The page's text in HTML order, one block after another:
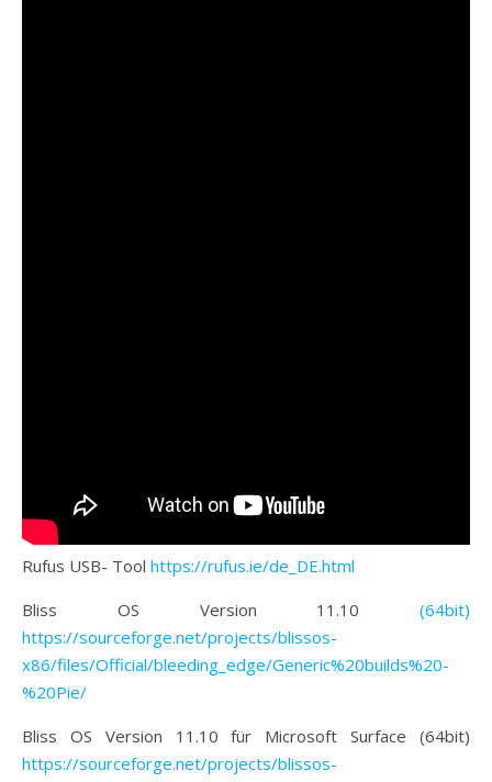
Rufus USB- Tool https://rufus.ie/de_DE.html
Bliss OS Version 11.10 (64bit)
https://sourceforge.net/projects/blissos-
x86/files/Official/bleeding_edge/Generic%20builds%20-
%20Pie/
Bliss OS Version 11.10 für Microsoft Surface (64bit)
https://sourceforge.net/projects/blissos-